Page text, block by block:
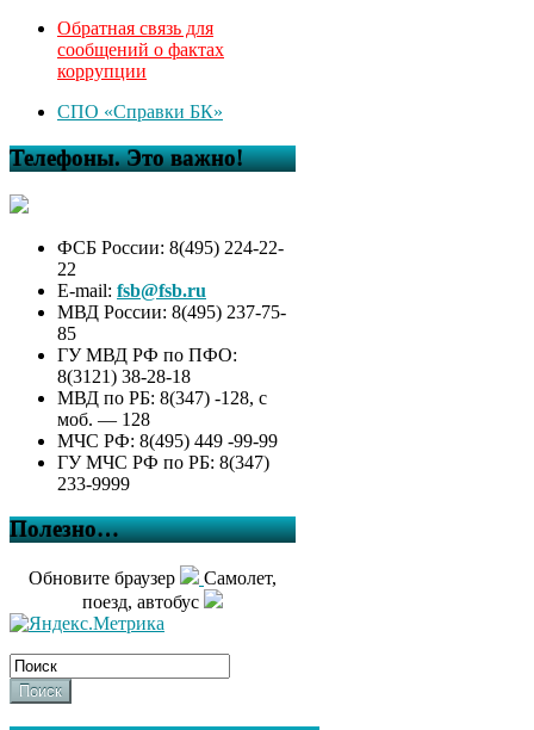
Обратная связь для
сообщений о фактах
коррупции
СПО «Справки БК»
Телефоны. Это важно!
ФСБ России: 8(495) 224-22-
22
E-mail: fsb@fsb.ru
МВД России: 8(495) 237-75-
85
ГУ МВД РФ по ПФО:
8(3121) 38-28-18
МВД по РБ: 8(347) -128, с
моб. — 128
МЧС РФ: 8(495) 449 -99-99
ГУ МЧС РФ по РБ: 8(347)
233-9999
Полезно…
Обновите браузер
Самолет,
поезд, автобус
Поиск